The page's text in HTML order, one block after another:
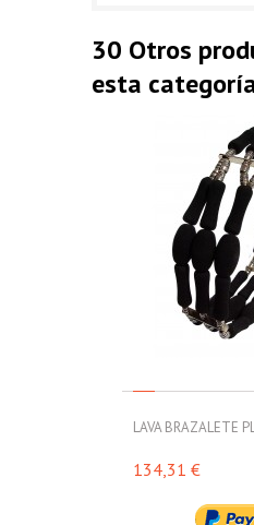
30 Otros
esta
LAVA BRAZALETE
134,31 €